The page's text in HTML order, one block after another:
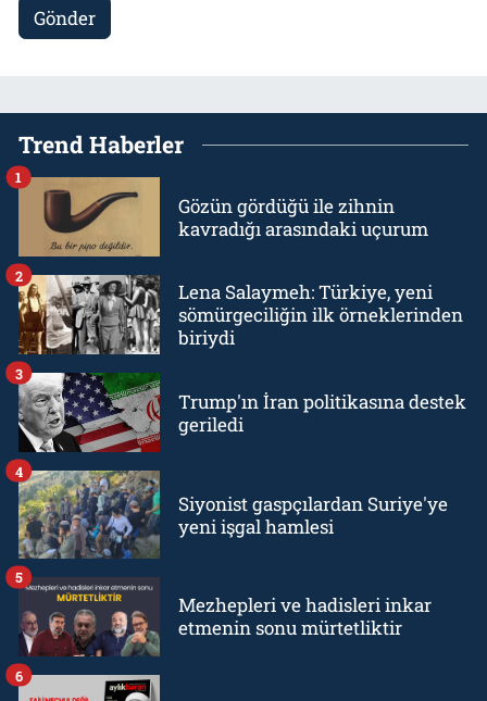
Gönder
Trend Haberler
Gözün gördüğü ile zihnin
kavradığı arasındaki uçurum
1
Lena Salaymeh: Türkiye, yeni
sömürgeciliğin ilk örneklerinden
biriydi
2
Trump'ın İran politikasına destek
geriledi
3
Siyonist gaspçılardan Suriye'ye
yeni işgal hamlesi
4
Mezhepleri ve hadisleri inkar
etmenin sonu mürtetliktir
5
6